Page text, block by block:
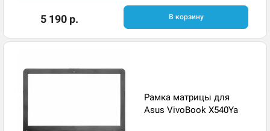
5 190 р. В корзину
Рамка матрицы для
Asus VivoBook X540Ya